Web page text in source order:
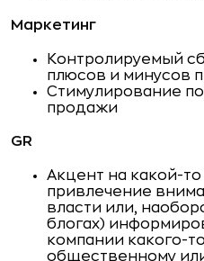
Маркетинг
Контролируемый
плюсов и минусов
Стимулирование
продажи
GR
Акцент на какой-
привлечение
власти или,
блогах)
компании какого-
общественному